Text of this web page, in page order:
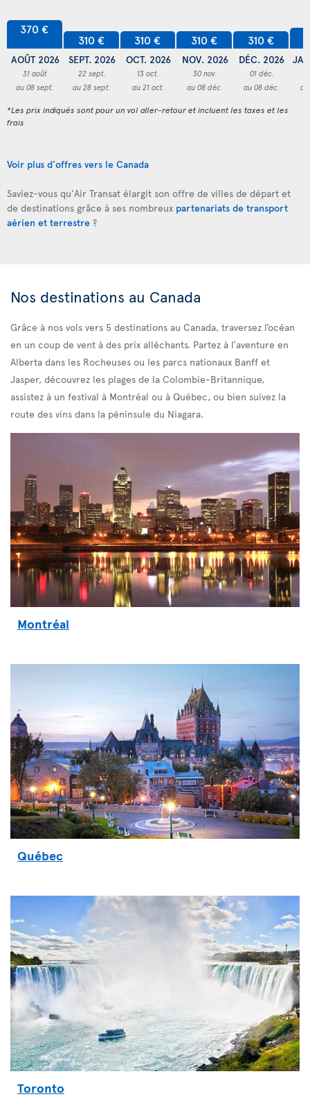
370 €
AOÛT 2026
31 août
au 08 sept.
310 €
SEPT. 2026
22 sept.
au 28 sept.
310 €
OCT. 2026
13 oct.
au 21 oct.
310 €
NOV. 2026
30 nov.
au 08 déc.
310 €
DÉC. 2026
01 déc.
au 08 déc.
*Les prix indiqués sont pour un vol aller-retour et incluent les taxes et les
frais
Voir plus d'offres vers le Canada
Saviez-vous qu'Air Transat élargit son offre de villes de départ et
de destinations grâce à ses nombreux partenariats de transport
aérien et terrestre ?
Nos destinations au Canada
Grâce à nos vols vers 5 destinations au Canada, traversez l’océan
en un coup de vent à des prix alléchants. Partez à l’aventure en
Alberta dans les Rocheuses ou les parcs nationaux Banff et
Jasper, découvrez les plages de la Colombie-Britannique,
assistez à un festival à Montréal ou à Québec, ou bien suivez la
route des vins dans la péninsule du Niagara.
Montréal
Québec
Toronto